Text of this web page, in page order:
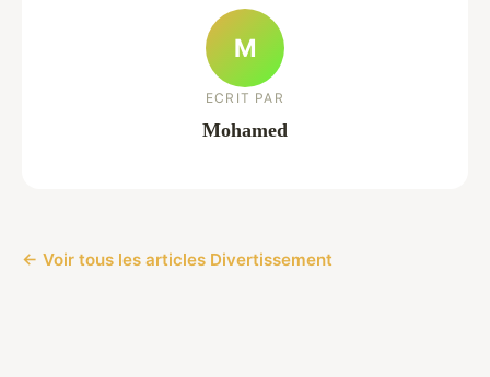
M
ECRIT PAR
Mohamed
← Voir tous les articles Divertissement